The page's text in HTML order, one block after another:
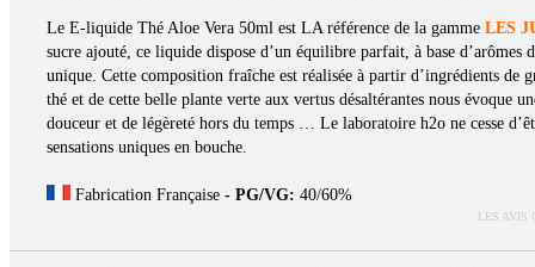
Le E-liquide Thé Aloe Vera 50ml est LA référence de la gamme LES
sucre ajouté, ce liquide dispose d’un équilibre parfait, à base d’arômes
unique. Cette composition fraîche est réalisée à partir d’ingrédients
thé et de cette belle plante verte aux vertus désaltérantes nous évoque
douceur et de légèreté hors du temps … Le laboratoire h2o ne cesse
sensations uniques en bouche.
Fabrication Française- PG/VG: 40/60%
LES AVIS